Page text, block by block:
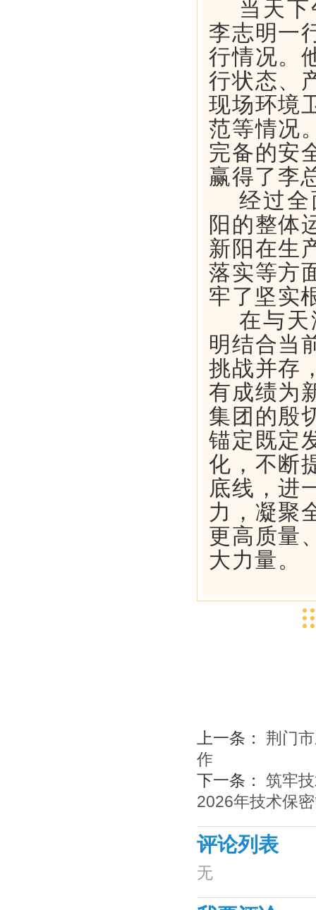
当 天
李志明一
行情况。
行状态、
现场环境
范等情况
完备的安
赢得了李
经过
阳的整体
新阳在生
落实等方
牢了坚实
在与
明结合当
挑战并存
有成绩为
集团的殷
锚定既定
化，不断
底线，进
力，凝聚
更高质量
大力量。
上一条： 荆门
作
下一条： 筑牢
2026年技术保
评论列表
无